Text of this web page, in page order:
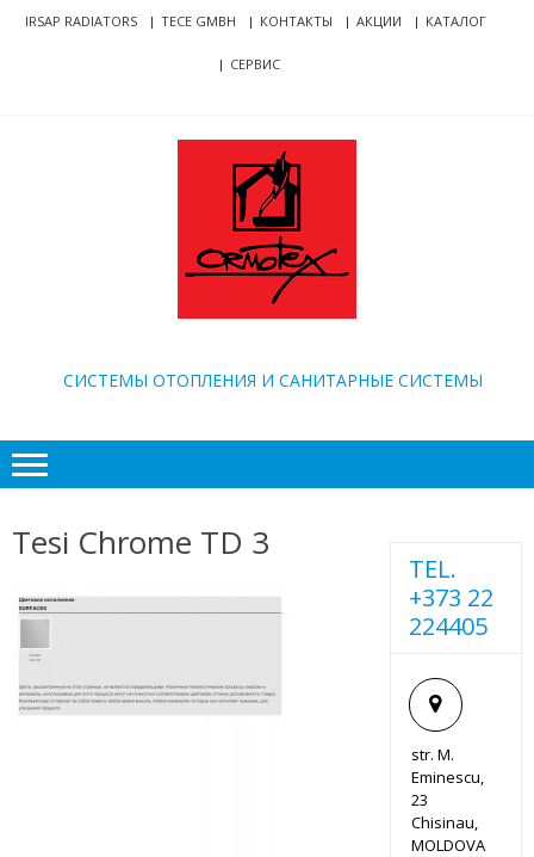
Skip
SkipIRSAP RADIATORS TECE GMBH КОНТАКТЫ АКЦИИ КАТАЛОГ
СЕРВИС
CИСТЕМЫ ОТОПЛЕНИЯ И САНИТАРНЫЕ СИСТЕМЫ
Tesi Chrome TD 3
TEL.
+373 22
224405
str. M.
Eminescu,
23
Chisinau,
MOLDOVA